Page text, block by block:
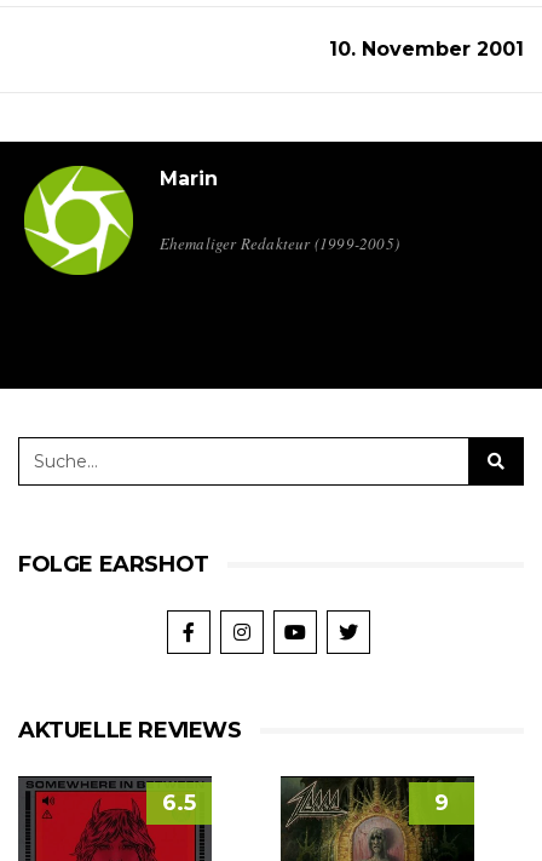
10. November 2001
Marin
Ehemaliger Redakteur (1999-2005)
FOLGE EARSHOT
AKTUELLE REVIEWS
6.5 9